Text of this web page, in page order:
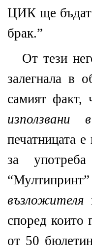
ЦИК ще бъдат
брак.”
От тези
залегнала в
самият факт,
използвани
печатницата
за
възложителя
според които
от 50